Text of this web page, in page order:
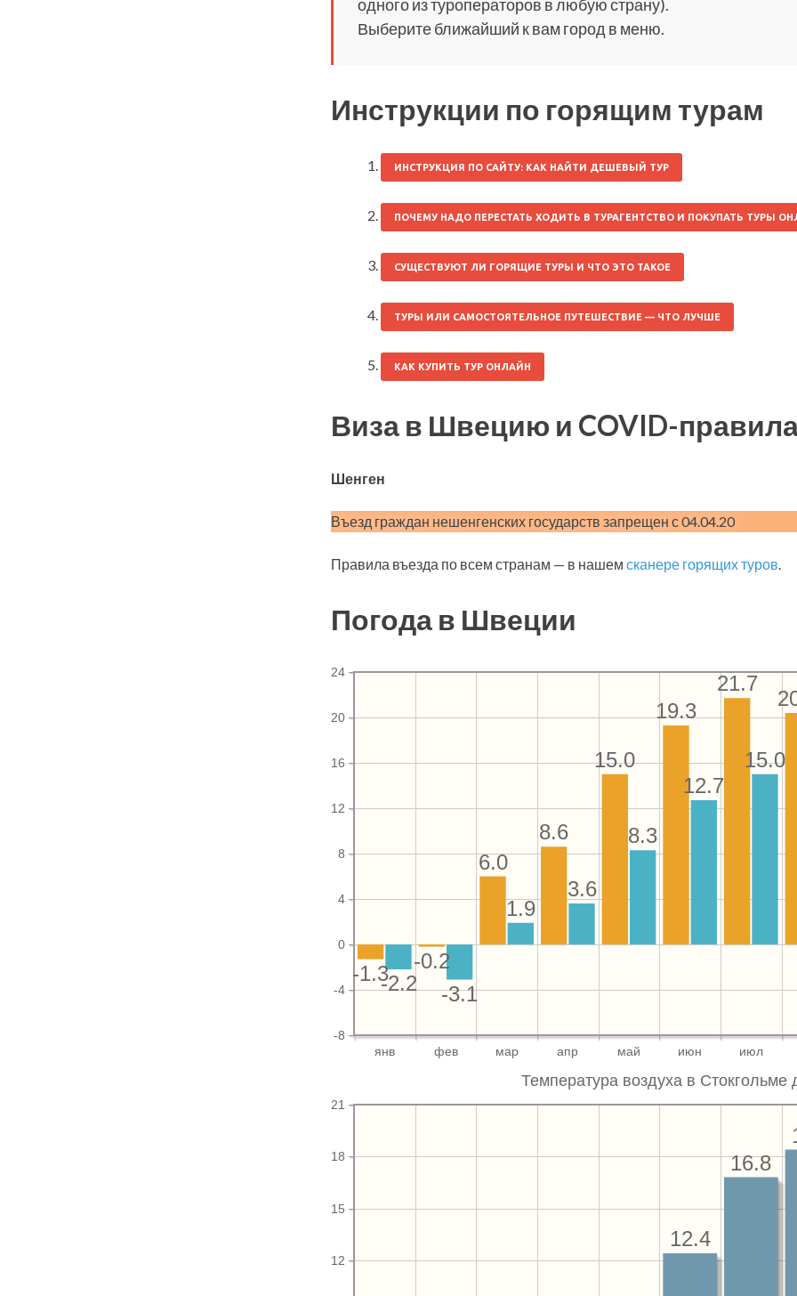
одного из туроператоров в любую страну).
Выберите ближайший к вам город в меню.
Инструкции по горящим турам
ИНСТРУКЦИЯ ПО САЙТУ: КАК НАЙТИ ДЕШЕВЫЙ ТУР
ПОЧЕМУ НАДО ПЕРЕСТАТЬ ХОДИТЬ В ТУРАГЕНТСТВО И ПОКУПАТЬ ТУРЫ
СУЩЕСТВУЮТ ЛИ ГОРЯЩИЕ ТУРЫ И ЧТО ЭТО ТАКОЕ
ТУРЫ ИЛИ САМОСТОЯТЕЛЬНОЕ ПУТЕШЕСТВИЕ — ЧТО ЛУЧШЕ
КАК КУПИТЬ ТУР ОНЛАЙН
Виза в Швецию и COVID-
Шенген
Въезд граждан нешенгенских государств запрещен с 04.04.20
Правила въезда по всем странам — в нашем сканере горящих туров.
Погода в Швеции